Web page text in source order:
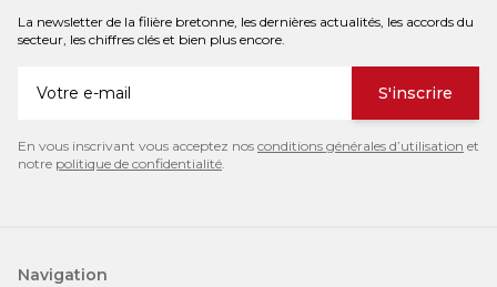
La newsletter de la filière bretonne, les dernières actualités, les accords du
secteur, les chiffres clés et bien plus encore.
S'inscrire
En vous inscrivant vous acceptez nos conditions générales d’utilisation et
notre politique de confidentialité.
Navigation